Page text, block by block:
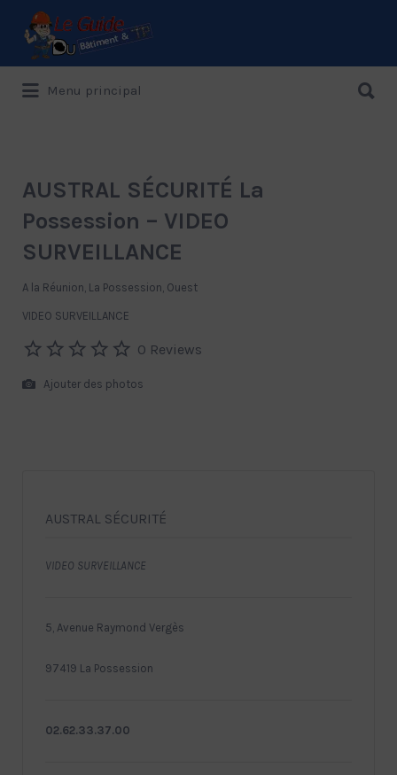
Le Guide de référence depuis 1995
Rechercher:
Menu principal
AUSTRAL SÉCURITÉ La
Possession – VIDEO
SURVEILLANCE
A la Réunion, La Possession, Ouest
VIDEO SURVEILLANCE
0 Reviews
Ajouter des photos
AUSTRAL SÉCURITÉ
VIDEO SURVEILLANCE
5, Avenue Raymond Vergès
97419 La Possession
02.62.33.37.00